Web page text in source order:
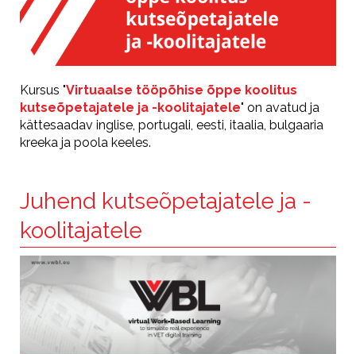
Kursus "Virtuaalse tööpõhise õppe koolitus
kutseõpetajatele ja -koolitajatele" on avatud ja
kättesaadav inglise, portugali, eesti, itaalia, bulgaaria
kreeka ja poola keeles.
Juhend kutseõpetajatele ja -
koolitajatele